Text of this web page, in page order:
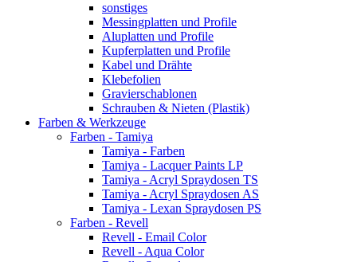
sonstiges
Messingplatten und Profile
Aluplatten und Profile
Kupferplatten und Profile
Kabel und Drähte
Klebefolien
Gravierschablonen
Schrauben & Nieten (Plastik)
Farben & Werkzeuge
Farben - Tamiya
Tamiya - Farben
Tamiya - Lacquer Paints LP
Tamiya - Acryl Spraydosen TS
Tamiya - Acryl Spraydosen AS
Tamiya - Lexan Spraydosen PS
Farben - Revell
Revell - Email Color
Revell - Aqua Color